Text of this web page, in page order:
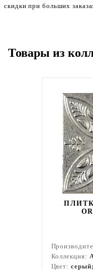
скидки при больших
Товары из
Коллекция:
Цвет: серый;